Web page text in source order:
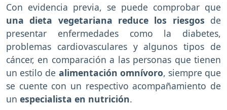
Con evidencia previa, se puede comprobar que
una dieta vegetariana reduce los riesgos de
presentar enfermedades como la diabetes,
problemas cardiovasculares y algunos tipos de
cáncer, en comparación a las personas que tienen
un estilo de alimentación omnívoro, siempre que
se cuente con un respectivo acompañamiento de
un especialista en nutrición.